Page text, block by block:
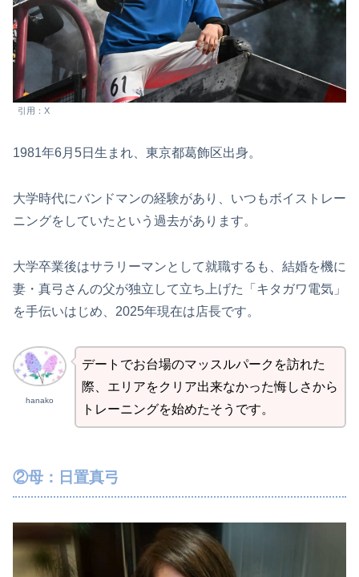
引用：X
1981年6月5日生まれ、東京都葛飾区出身。
大学時代にバンドマンの経験があり、いつもボイストレー
ニングをしていたという過去があります。
大学卒業後はサラリーマンとして就職するも、結婚を機に
妻・真弓さんの父が独立して立ち上げた「キタガワ電気」
を手伝いはじめ、2025年現在は店長です。
hanako
デートでお台場のマッスルパークを訪れた
際、エリアをクリア出来なかった悔しさから
トレーニングを始めたそうです。
②母：日置真弓